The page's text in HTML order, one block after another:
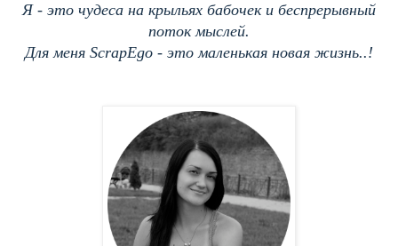
Я - это чудеса на крыльях бабочек и беспрерывный
поток мыслей.
Для меня ScrapEgo - это маленькая новая жизнь..!